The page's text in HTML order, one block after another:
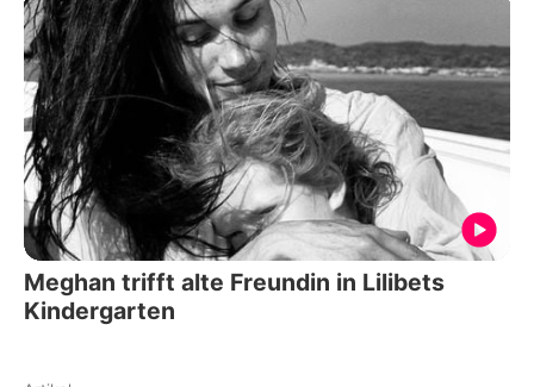
Meghan trifft alte Freundin in Lilibets
Kindergarten